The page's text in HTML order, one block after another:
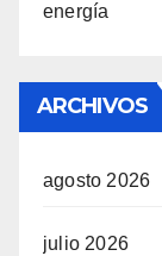
energía
ARCHIVOS
agosto 2026
julio 2026